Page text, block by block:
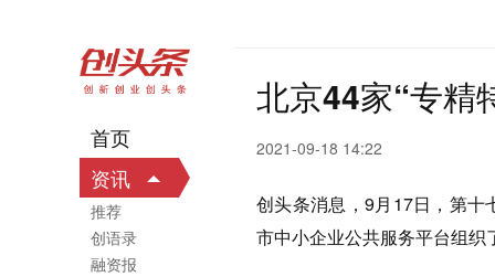
北京44家“专精
2021-09-18 14:22
创头条消息，9月17日，第十
市中小企业公共服务平台组
首页
资讯
推荐
创语录
融资报